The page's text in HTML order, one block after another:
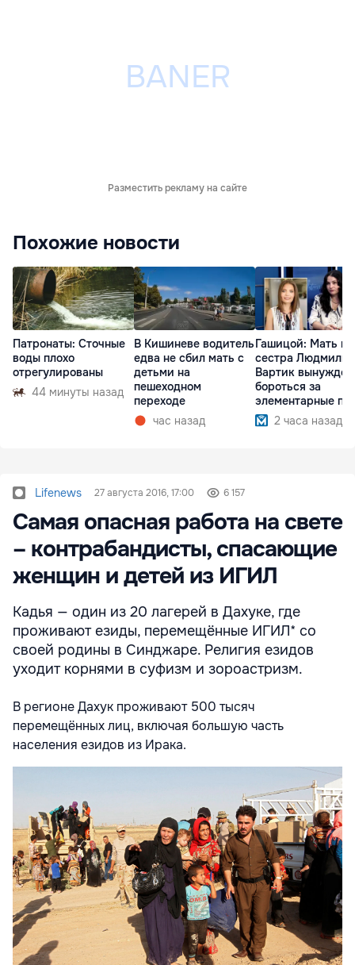
Разместить рекламу на сайте
Похожие новости
Патронаты: Сточные
воды плохо
отрегулированы
44 минуты назад
В Кишиневе водитель
едва не сбил мать с
детьми на
пешеходном
переходе
час назад
Гашицой: Мать и
сестра Людмилы
Вартик
бороться за
элементарные
2 часа назад
Lifenews 27 августа 2016, 17:00 6 157
Самая опасная работа на свете
– контрабандисты, спасающие
женщин и детей из ИГИЛ
Кадья — один из 20 лагерей в Дахуке, где
проживают езиды, перемещённые ИГИЛ* со
своей родины в Синджаре. Религия езидов
уходит корнями в суфизм и зороастризм.
В регионе Дахук проживают 500 тысяч
перемещённых лиц, включая большую часть
населения езидов из Ирака.